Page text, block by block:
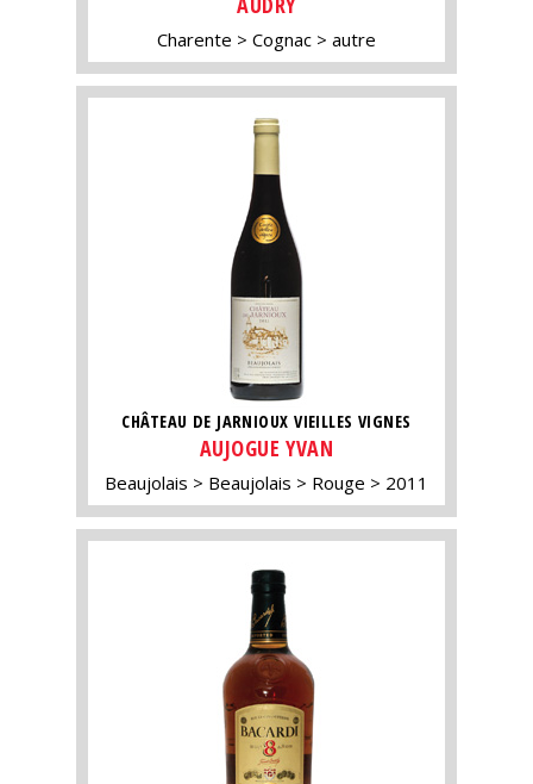
Charente Cognac autre
CHÂTEAU DE JARNIOUX VIEILLES VIGNES
AUJOGUE YVAN
Beaujolais Beaujolais Rouge 2011